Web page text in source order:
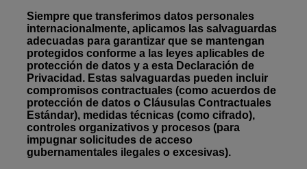
Siempre que transferimos datos personales
internacionalmente, aplicamos las salvaguardas
adecuadas para garantizar que se mantengan
protegidos conforme a las leyes aplicables de
protección de datos y a esta Declaración de
Privacidad. Estas salvaguardas pueden incluir
compromisos contractuales (como acuerdos de
protección de datos o Cláusulas Contractuales
Estándar), medidas técnicas (como cifrado),
controles organizativos y procesos (para
impugnar solicitudes de acceso
gubernamentales ilegales o excesivas).